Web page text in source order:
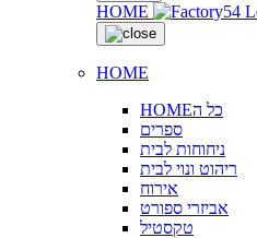
HOME
HOME
HOMEכל ה
ספרים
ניחוחות לבית
ריהוט ונוי לבית
אירוח
אביזרי ספורט
טקסטיל